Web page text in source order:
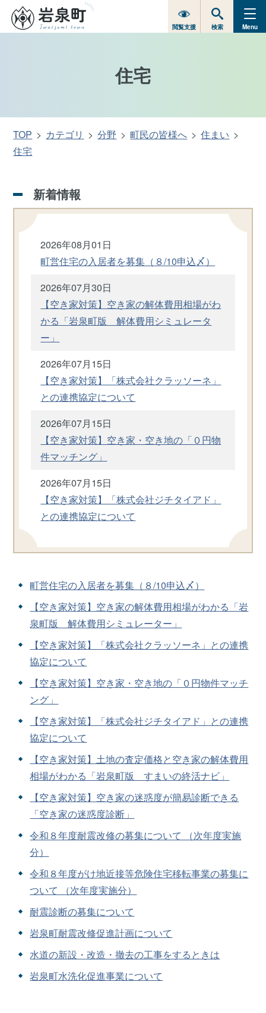
閲覧支援 検索 Menu
住宅
TOP カテゴリ 分野 町民の皆様へ
住まい
住宅
新着情報
2026年08月01日
町営住宅の入居者を募集（８/10申込〆）
2026年07月30日
【空き家対策】空き家の解体費用相場がわ
かる「岩泉町版 解体費用シミュレータ
ー」
2026年07月15日
【空き家対策】「株式会社クラッソーネ」
との連携協定について
2026年07月15日
【空き家対策】空き家・空き地の「０円物
件マッチング」
2026年07月15日
【空き家対策】「株式会社ジチタイアド」
との連携協定について
町営住宅の入居者を募集（８/10申込〆）
【空き家対策】空き家の解体費用相場がわかる「岩
泉町版 解体費用シミュレーター」
【空き家対策】「株式会社クラッソーネ」との連携
協定について
【空き家対策】空き家・空き地の「０円物件マッチ
ング」
【空き家対策】「株式会社ジチタイアド」との連携
協定について
【空き家対策】土地の査定価格と空き家の解体費用
相場がわかる「岩泉町版 すまいの終活ナビ」
【空き家対策】空き家の迷惑度が簡易診断できる
「空き家の迷惑度診断」
令和８年度耐震改修の募集について （次年度実施
分）
令和８年度がけ地近接等危険住宅移転事業の募集に
ついて （次年度実施分）
耐震診断の募集について
岩泉町耐震改修促進計画について
水道の新設・改造・撤去の工事をするときは
岩泉町水洗化促進事業について